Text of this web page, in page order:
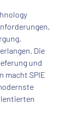
Die
und
macht SPIE